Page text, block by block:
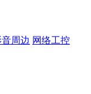
周边 网络工控